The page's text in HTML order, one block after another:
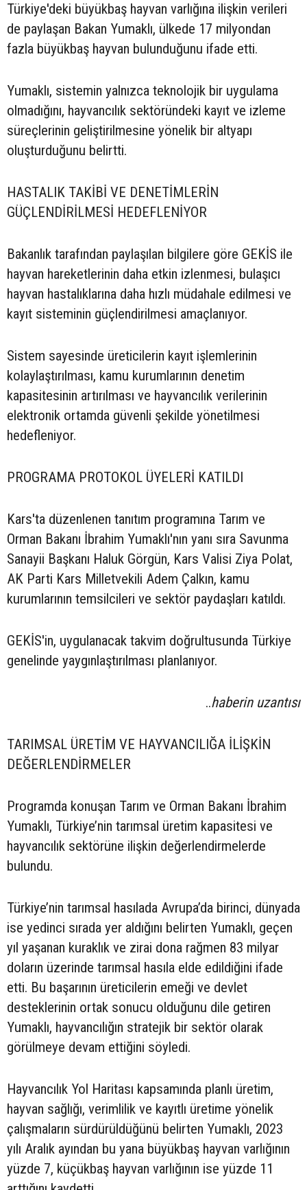
Türkiye'deki büyükbaş hayvan varlığına ilişkin verileri
de paylaşan Bakan Yumaklı, ülkede 17 milyondan
fazla büyükbaş hayvan bulunduğunu ifade etti.
Yumaklı, sistemin yalnızca teknolojik bir uygulama
olmadığını, hayvancılık sektöründeki kayıt ve izleme
süreçlerinin geliştirilmesine yönelik bir altyapı
oluşturduğunu belirtti.
HASTALIK TAKİBİ VE DENETİMLERİN
GÜÇLENDİRİLMESİ HEDEFLENİYOR
Bakanlık tarafından paylaşılan bilgilere göre GEKİS ile
hayvan hareketlerinin daha etkin izlenmesi, bulaşıcı
hayvan hastalıklarına daha hızlı müdahale edilmesi ve
kayıt sisteminin güçlendirilmesi amaçlanıyor.
Sistem sayesinde üreticilerin kayıt işlemlerinin
kolaylaştırılması, kamu kurumlarının denetim
kapasitesinin artırılması ve hayvancılık verilerinin
elektronik ortamda güvenli şekilde yönetilmesi
hedefleniyor.
PROGRAMA PROTOKOL ÜYELERİ KATILDI
Kars'ta düzenlenen tanıtım programına Tarım ve
Orman Bakanı İbrahim Yumaklı'nın yanı sıra Savunma
Sanayii Başkanı Haluk Görgün, Kars Valisi Ziya Polat,
AK Parti Kars Milletvekili Adem Çalkın, kamu
kurumlarının temsilcileri ve sektör paydaşları katıldı.
GEKİS'in, uygulanacak takvim doğrultusunda Türkiye
genelinde yaygınlaştırılması planlanıyor.
..haberin uzantısı
TARIMSAL ÜRETİM VE HAYVANCILIĞA İLİŞKİN
DEĞERLENDİRMELER
Programda konuşan Tarım ve Orman Bakanı İbrahim
Yumaklı, Türkiye’nin tarımsal üretim kapasitesi ve
hayvancılık sektörüne ilişkin değerlendirmelerde
bulundu.
Türkiye’nin tarımsal hasılada Avrupa’da birinci, dünyada
ise yedinci sırada yer aldığını belirten Yumaklı, geçen
yıl yaşanan kuraklık ve zirai dona rağmen 83 milyar
doların üzerinde tarımsal hasıla elde edildiğini ifade
etti. Bu başarının üreticilerin emeği ve devlet
desteklerinin ortak sonucu olduğunu dile getiren
Yumaklı, hayvancılığın stratejik bir sektör olarak
görülmeye devam ettiğini söyledi.
Hayvancılık Yol Haritası kapsamında planlı üretim,
hayvan sağlığı, verimlilik ve kayıtlı üretime yönelik
çalışmaların sürdürüldüğünü belirten Yumaklı, 2023
yılı Aralık ayından bu yana büyükbaş hayvan varlığının
yüzde 7, küçükbaş hayvan varlığının ise yüzde 11